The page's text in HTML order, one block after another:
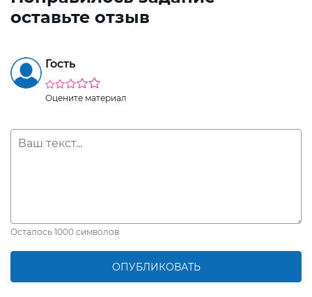
оставьте отзыв
Гость
Оцените материал
Осталось 1000 символов
ОПУБЛИКОВАТЬ